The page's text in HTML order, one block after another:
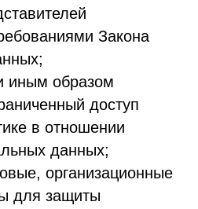
Закона
иным образом
доступ
в отношении
данных;
организационные
для защиты